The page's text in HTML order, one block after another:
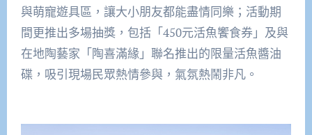
與萌寵遊具區，讓大小朋友都能盡情同樂；活動期
間更推出多場抽獎，包括「450元活魚饗食券」及與
在地陶藝家「陶喜滿緣」聯名推出的限量活魚醬油
碟，吸引現場民眾熱情參與，氣氛熱鬧非凡。